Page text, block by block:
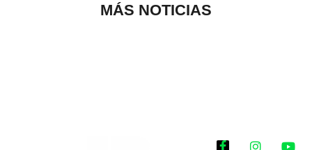
MÁS NOTICIAS